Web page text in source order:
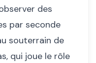
des
par seconde
souterrain de
qui joue le rôle